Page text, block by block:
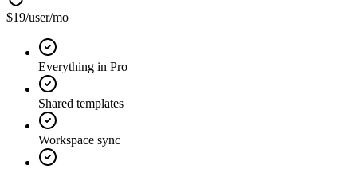
$19/user/mo
Everything in Pro
Shared templates
Workspace sync